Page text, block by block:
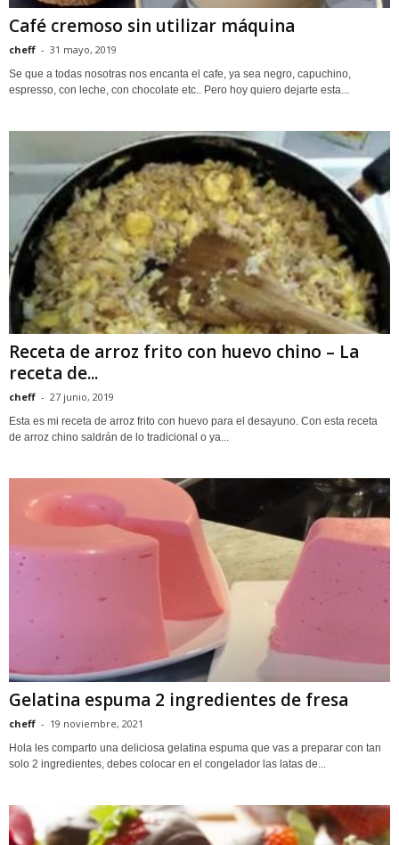
Café cremoso sin utilizar máquina
cheff - 31 mayo, 2019
Se que a todas nosotras nos encanta el cafe, ya sea negro, capuchino,
espresso, con leche, con chocolate etc.. Pero hoy quiero dejarte esta...
Receta de arroz frito con huevo chino – La
receta de...
cheff - 27 junio, 2019
Esta es mi receta de arroz frito con huevo para el desayuno. Con esta receta
de arroz chino saldrán de lo tradicional o ya...
Gelatina espuma 2 ingredientes de fresa
cheff - 19 noviembre, 2021
Hola les comparto una deliciosa gelatina espuma que vas a preparar con tan
solo 2 ingredientes, debes colocar en el congelador las latas de...